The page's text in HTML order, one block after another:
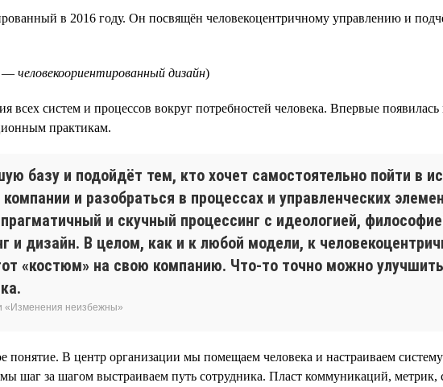
в 2016 году. Он посвящён человекоцентричному управлению и
— человекоориентированный дизайн)
всех систем и процессов вокруг потребностей человека. Впервые
практикам.
базу и подойдёт тем, кто хочет самостоятельно пойти в
и разобраться в процессах и управленческих
и скучный процессинг с идеологией,
и дизайн. В целом, как и к любой модели, к
«костюм» на свою компанию. Что-то точно можно
«Изменения неизбежны»
В центр организации мы помещаем человека и настраиваем
шаг за шагом выстраиваем путь сотрудника. Пласт коммуникаций, метрик,